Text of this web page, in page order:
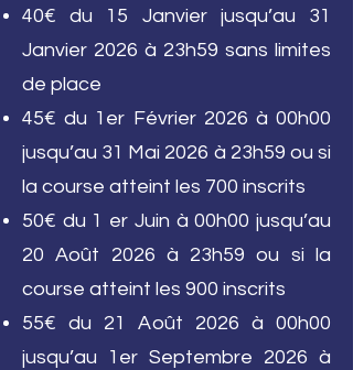
40€ du 15 Janvier jusqu’au 31
Janvier 2026 à 23h59 sans limites
de place
45€ du 1er Février 2026 à 00h00
jusqu’au 31 Mai 2026 à 23h59 ou si
la course atteint les 700 inscrits
50€ du 1 er Juin à 00h00 jusqu’au
20 Août 2026 à 23h59 ou si la
course atteint les 900 inscrits
55€ du 21 Août 2026 à 00h00
jusqu’au 1er Septembre 2026 à